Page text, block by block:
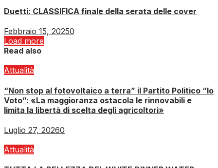
Duetti: CLASSIFICA finale della serata delle cover
Febbraio 15, 20250
Load more
Read also
Attualità
“Non stop al fotovoltaico a terra” il Partito Politico “Io
Voto”: «La maggioranza ostacola le rinnovabili e
limita la libertà di scelta degli agricoltori»
Luglio 27, 20260
Attualità